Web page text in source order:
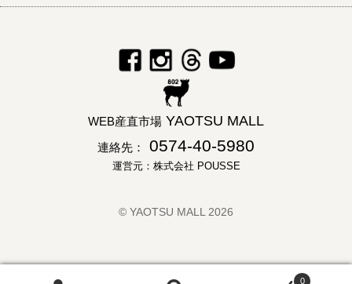
WEB産直市場 YAOTSU MALL
連絡先： 0574-40-5980
運営元：株式会社 POUSSE
© YAOTSU MALL 2026
0